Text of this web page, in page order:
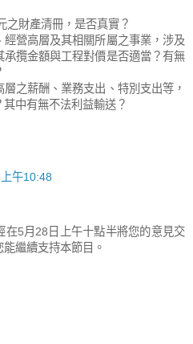
之財產清冊，是否真實？
經營高層及其相關所屬之事業，涉及
承攬金額與工程對價是否適當？有無
之薪酬、業務支出、特別支出等，
中有無不法利益輸送？
午10:48
在5月28日上午十點半將您的意見交
繼續支持本節目。